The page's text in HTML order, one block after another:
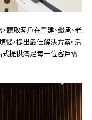
聽取客戶在重建、繼承、老
，提出最佳解決方案。活
式提供滿足每一位客戶需